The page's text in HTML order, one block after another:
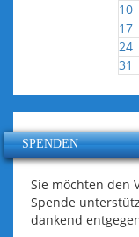
10
17
24
31
SPENDEN
Sie möchten den
Spende
dankend